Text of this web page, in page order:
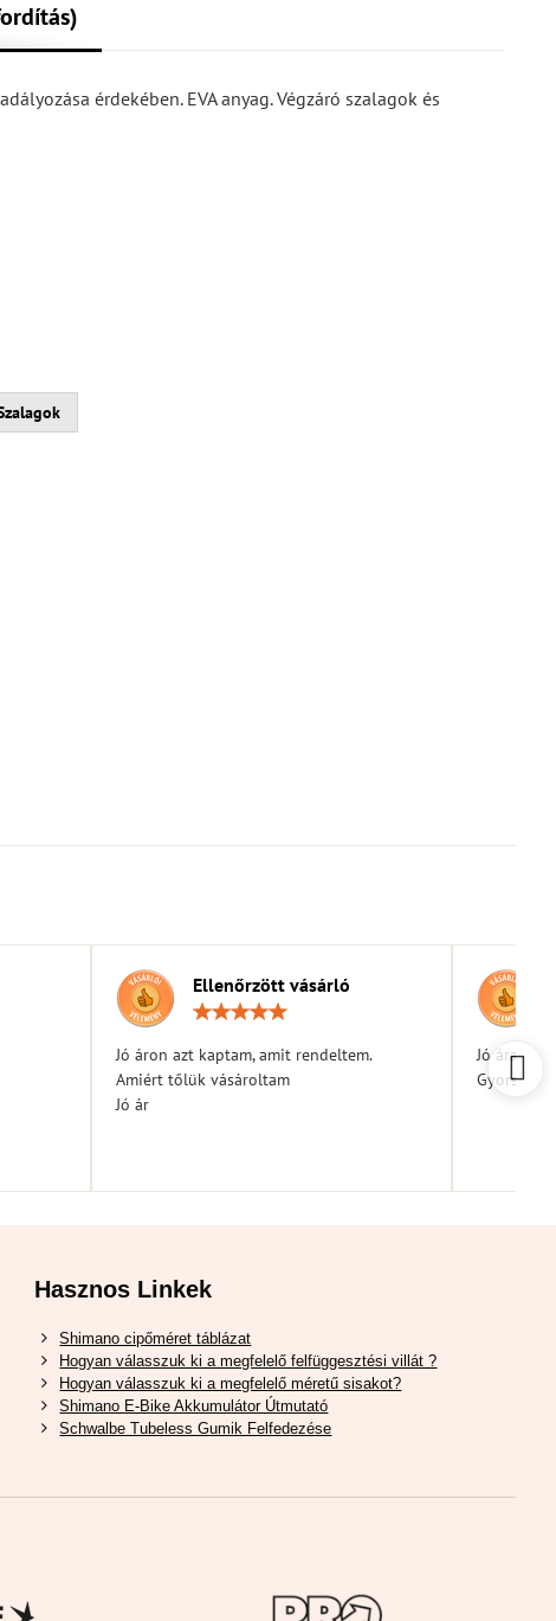
érdekében. EVA anyag. Végzáró szalagok és
Ellenőrzött vásárló
/
5
Jó áron azt kaptam, amit rendeltem.
Amiért tőlük vásároltam
Jó ár
Jó árak
Gyors
Hasznos Linkek
Shimano cipőméret táblázat
Hogyan válasszuk ki a megfelelő felfüggesztési villát ?
Hogyan válasszuk ki a megfelelő méretű sisakot?
Shimano E-Bike Akkumulátor Útmutató
Schwalbe Tubeless Gumik Felfedezése